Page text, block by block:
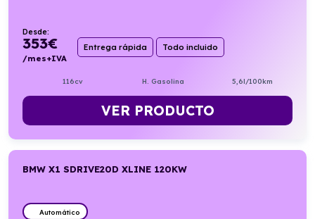
Desde:
353€
/mes+IVA
Entrega rápida Todo incluido
116cv H. Gasolina 5,6l/100km
VER PRODUCTO
BMW X1 SDRIVE20D XLINE 120KW
Automático